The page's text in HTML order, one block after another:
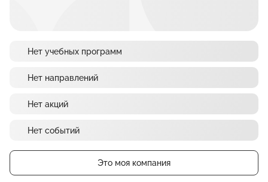
Нет учебных программ
Нет направлений
Нет акций
Нет событий
Это моя компания